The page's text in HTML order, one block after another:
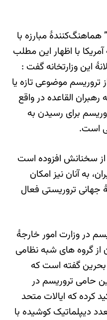
هماهنگ‌کنندۀ مبارزه با
با اظهار این مطلب
این وزارتخانه گفت :
موضوعی تازه یا
القاعده در واقع
برای رسیدن به
است.
از سخنانش افزوده است
به آنان نیز امکان
تروریستی فعال
در وزارت امور خارجۀ
از گروه های شبه نظامی
بحرین گفته است که
حامی تروریسم در
کرده که ایالات متحد
دیپلماتیک کوشیده با